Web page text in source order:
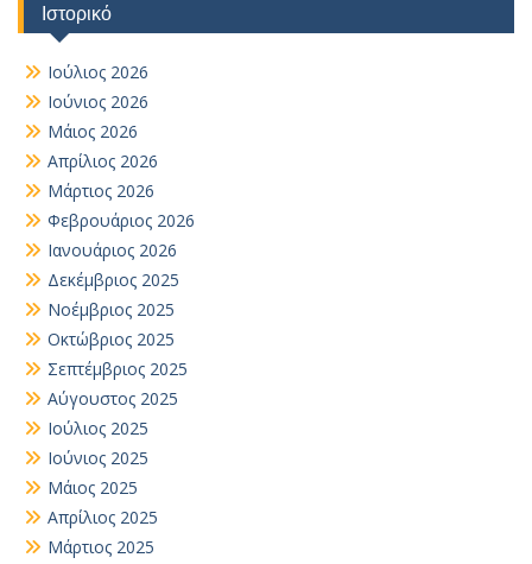
Ιστορικό
Ιούλιος 2026
Ιούνιος 2026
Μάιος 2026
Απρίλιος 2026
Μάρτιος 2026
Φεβρουάριος 2026
Ιανουάριος 2026
Δεκέμβριος 2025
Νοέμβριος 2025
Οκτώβριος 2025
Σεπτέμβριος 2025
Αύγουστος 2025
Ιούλιος 2025
Ιούνιος 2025
Μάιος 2025
Απρίλιος 2025
Μάρτιος 2025